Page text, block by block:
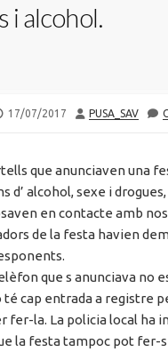
i alcohol.
LAST
17/07/2017 AUTHOR
PUSA_SAV
que anunciaven una
d’ alcohol, sexe i
en contacte amb
de la festa havien
que s anunciava no
cap entrada a registre
fer-la. La policia local ha
la festa tampoc pot fer-